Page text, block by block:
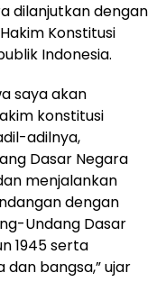
dilanjutkan dengan
Konstitusi
Indonesia.
saya akan
konstitusi
adilnya,
Dasar Negara
menjalankan
dengan
Undang Dasar
1945 serta
bangsa,” ujar